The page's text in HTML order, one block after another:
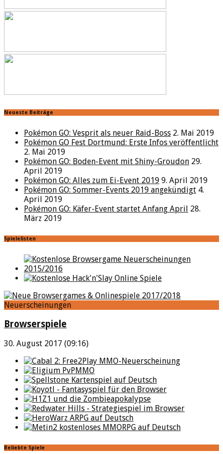
Neueste Beiträge
Pokémon GO: Vesprit als neuer Raid-Boss 2. Mai 2019
Pokémon GO Fest Dortmund: Erste Infos veröffentlicht
2. Mai 2019
Pokémon GO: Boden-Event mit Shiny-Groudon 29.
April 2019
Pokémon GO: Alles zum Ei-Event 2019 9. April 2019
Pokémon GO: Sommer-Events 2019 angekündigt 4.
April 2019
Pokémon GO: Käfer-Event startet Anfang April 28.
März 2019
Spielelisten
Neuerscheinungen
Browserspiele
30. August 2017 (09:16)
Beliebte Spiele